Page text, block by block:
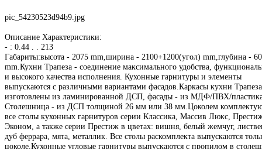
pic_54230523d94b9.jpg
Описание Характеристики:
- : 0.44 . . 213
Габариты:высота - 2075 mm,ширина - 2100+1200(угол) mm,глубина -
mm.Кухни Трапеза - соединение максимального удобства,
и высокого качества исполнения. Кухонные гарнитуры и элементы
выпускаются с различными вариантами фасадов.Каркасы кухни Трапеза
изготовлены из ламинированной ДСП, фасады - из МДФ/ПВХ/
Столешница - из ДСП толщиной 26 мм или 38 мм.Цоколем
все столы кухонных гарнитуров серии Классика, Массив Люкс,
Эконом, а также серии Престиж в цветах: вишня, белый жемчуг,
дуб феррара, мята, металлик. Все столы раскомплекта выпускаются
цоколе.Кухонные угловые гарнитуры выпускаются с пропилом в